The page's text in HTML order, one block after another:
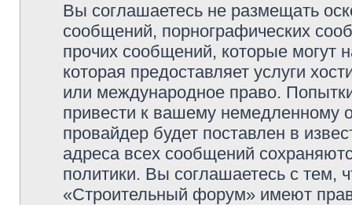
Вы соглашаетесь не размещать
сообщений, порнографических
прочих сообщений, которые могут
которая предоставляет услуги
или международное право.
привести к вашему немедленному
провайдер будет поставлен в
адреса всех сообщений
политики. Вы соглашаетесь с тем,
«Строительный форум» имеют